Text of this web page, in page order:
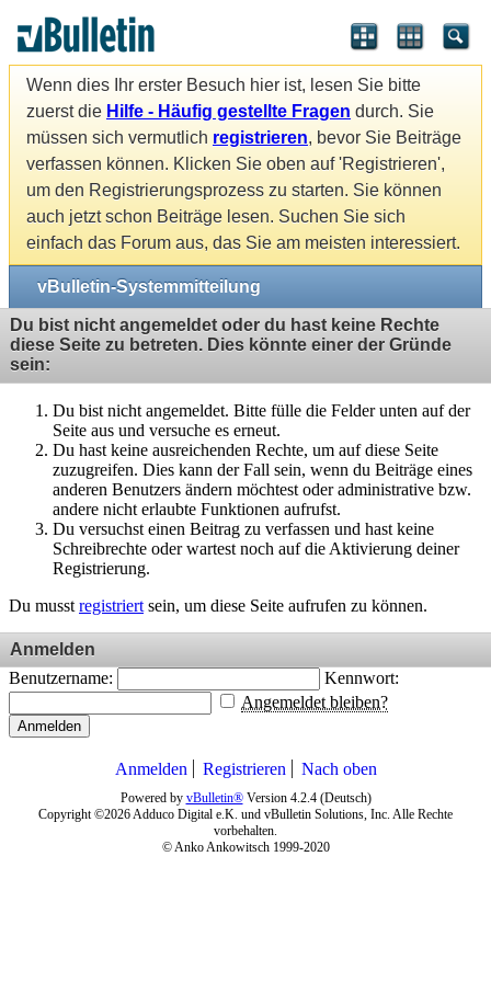
Wenn dies Ihr erster Besuch hier ist, lesen Sie bitte
zuerst die Hilfe - Häufig gestellte Fragen durch. Sie
müssen sich vermutlich registrieren, bevor Sie Beiträge
verfassen können. Klicken Sie oben auf 'Registrieren',
um den Registrierungsprozess zu starten. Sie können
auch jetzt schon Beiträge lesen. Suchen Sie sich
einfach das Forum aus, das Sie am meisten interessiert.
vBulletin-Systemmitteilung
Du bist nicht angemeldet oder du hast keine Rechte
diese Seite zu betreten. Dies könnte einer der Gründe
sein:
Du bist nicht angemeldet. Bitte fülle die Felder unten auf der
Seite aus und versuche es erneut.
Du hast keine ausreichenden Rechte, um auf diese Seite
zuzugreifen. Dies kann der Fall sein, wenn du Beiträge eines
anderen Benutzers ändern möchtest oder administrative bzw.
andere nicht erlaubte Funktionen aufrufst.
Du versuchst einen Beitrag zu verfassen und hast keine
Schreibrechte oder wartest noch auf die Aktivierung deiner
Registrierung.
Du musst registriert sein, um diese Seite aufrufen zu können.
Anmelden
Benutzername:
Kennwort:
Angemeldet bleiben?
Anmelden
Anmelden Registrieren Nach oben
Powered by vBulletin®Version 4.2.4 (Deutsch)
Copyright ©2026 Adduco Digital e.K. und vBulletin Solutions, Inc. Alle Rechte
vorbehalten.
© Anko Ankowitsch 1999-2020